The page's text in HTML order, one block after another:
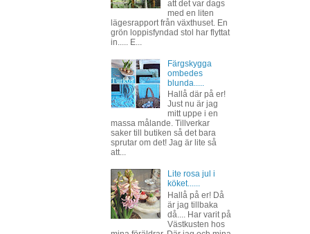
att det var dags
med en liten
lägesrapport från växthuset. En
grön loppisfyndad stol har flyttat
in..... E...
Färgskygga
ombedes
blunda.....
Hallå där på er!
Just nu är jag
mitt uppe i en
massa målande. Tillverkar
saker till butiken så det bara
sprutar om det! Jag är lite så
att...
Lite rosa jul i
köket......
Hallå på er! Då
är jag tillbaka
då.... Har varit på
Västkusten hos